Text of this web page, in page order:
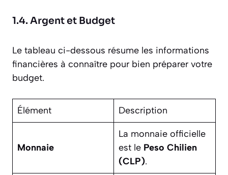
1.4. Argent et Budget
Le tableau ci-dessous résume les informations
financières à connaître pour bien préparer votre
budget.
Élément Description
Monnaie
La monnaie officielle
est le Peso Chilien
(CLP).